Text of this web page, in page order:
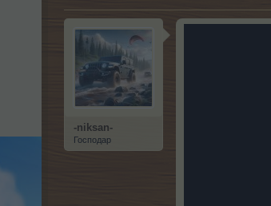
-niksan-
Господар